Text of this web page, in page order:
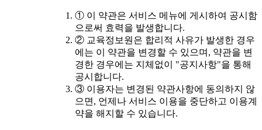
① 이 약관은 서비스 메뉴에 게시하여 공시함
으로써 효력을 발생합니다.
② 교육정보원은 합리적 사유가 발생한 경우
에는 이 약관을 변경할 수 있으며, 약관을 변
경한 경우에는 지체없이 "공지사항"을 통해
공시합니다.
③ 이용자는 변경된 약관사항에 동의하지 않
으면, 언제나 서비스 이용을 중단하고 이용계
약을 해지할 수 있습니다.